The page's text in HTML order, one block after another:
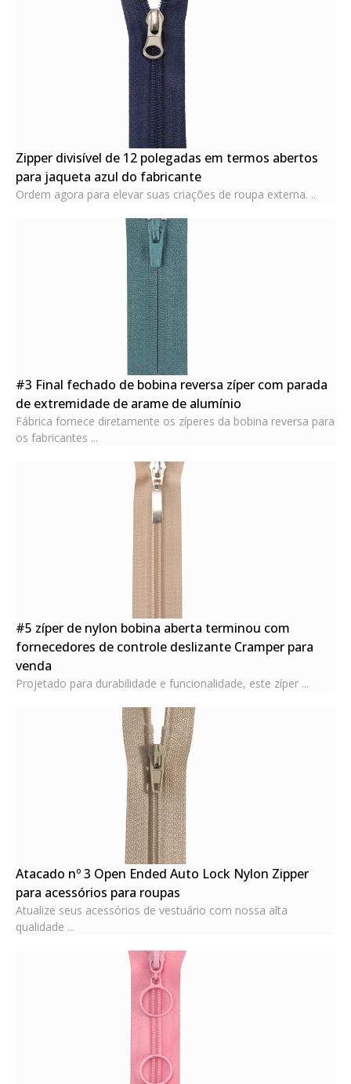
Zipper divisível de 12 polegadas em termos abertos
para jaqueta azul do fabricante
Ordem agora para elevar suas criações de roupa externa. ..
#3 Final fechado de bobina reversa zíper com parada
de extremidade de arame de alumínio
Fábrica fornece diretamente os zíperes da bobina reversa para
os fabricantes ...
#5 zíper de nylon bobina aberta terminou com
fornecedores de controle deslizante Cramper para
venda
Projetado para durabilidade e funcionalidade, este zíper ...
Atacado nº 3 Open Ended Auto Lock Nylon Zipper
para acessórios para roupas
Atualize seus acessórios de vestuário com nossa alta
qualidade ...